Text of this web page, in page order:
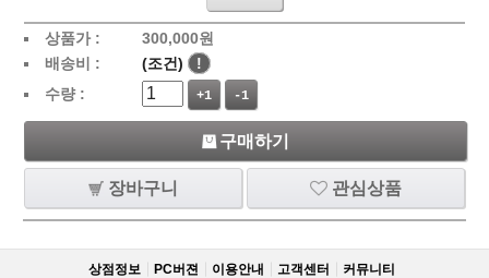
상품가 : 300,000원
배송비 :
(조건)
!
수량 :
+1 -1
구매하기
장바구니 관심상품
상점정보 PC버젼 이용안내 고객센터 커뮤니티